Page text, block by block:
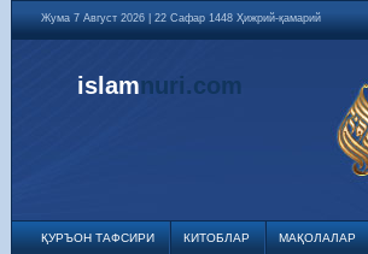
Жума 7 Август 2026 | 22 Сафар 1448 Ҳижрий-қамарий
islamnuri.com
ҚУРЪОН ТАФСИРИ КИТОБЛАР МАҚОЛАЛАР